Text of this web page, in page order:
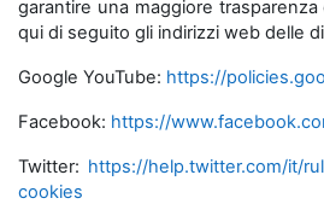
garantire una maggiore
qui di seguito gli indirizzi web delle
Google YouTube: https://
Facebook: https://
Twitter: https://help.twitter.com/it/
cookies